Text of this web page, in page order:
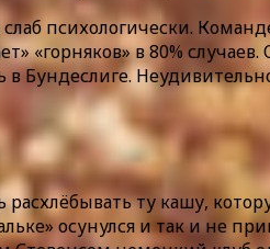
психологически.
«горняков» в 80%
Бундеслиге.
ту кашу,
осунулся и так и не